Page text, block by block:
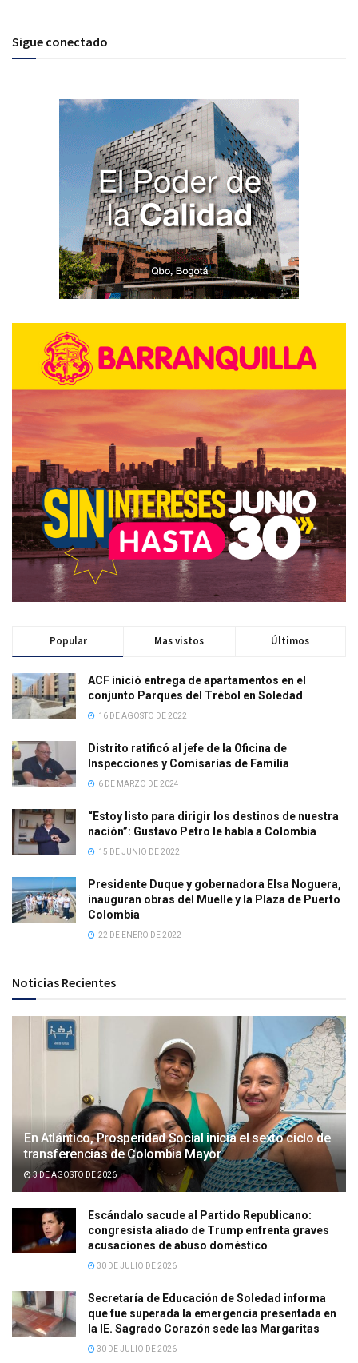
Sigue conectado
Popular Mas vistos Últimos
ACF inició entrega de apartamentos en el
conjunto Parques del Trébol en Soledad
16 DE AGOSTO DE 2022
Distrito ratificó al jefe de la Oficina de
Inspecciones y Comisarías de Familia
6 DE MARZO DE 2024
“Estoy listo para dirigir los destinos de nuestra
nación”: Gustavo Petro le habla a Colombia
15 DE JUNIO DE 2022
Presidente Duque y gobernadora Elsa Noguera,
inauguran obras del Muelle y la Plaza de Puerto
Colombia
22 DE ENERO DE 2022
Noticias Recientes
En Atlántico, Prosperidad Social inicia el sexto ciclo de
transferencias de Colombia Mayor
3 DE AGOSTO DE 2026
Escándalo sacude al Partido Republicano:
congresista aliado de Trump enfrenta graves
acusaciones de abuso doméstico
30 DE JULIO DE 2026
Secretaría de Educación de Soledad informa
que fue superada la emergencia presentada en
la IE. Sagrado Corazón sede las Margaritas
30 DE JULIO DE 2026